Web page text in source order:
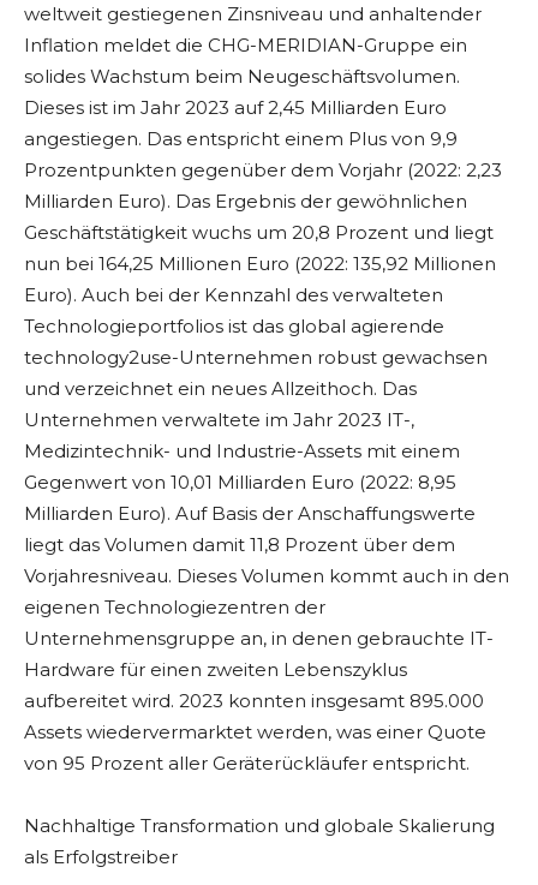
weltweit gestiegenen Zinsniveau und anhaltender
Inflation meldet die CHG-MERIDIAN-Gruppe ein
solides Wachstum beim Neugeschäftsvolumen.
Dieses ist im Jahr 2023 auf 2,45 Milliarden Euro
angestiegen. Das entspricht einem Plus von 9,9
Prozentpunkten gegenüber dem Vorjahr (2022: 2,23
Milliarden Euro). Das Ergebnis der gewöhnlichen
Geschäftstätigkeit wuchs um 20,8 Prozent und liegt
nun bei 164,25 Millionen Euro (2022: 135,92 Millionen
Euro). Auch bei der Kennzahl des verwalteten
Technologieportfolios ist das global agierende
technology2use-Unternehmen robust gewachsen
und verzeichnet ein neues Allzeithoch. Das
Unternehmen verwaltete im Jahr 2023 IT-,
Medizintechnik- und Industrie-Assets mit einem
Gegenwert von 10,01 Milliarden Euro (2022: 8,95
Milliarden Euro). Auf Basis der Anschaffungswerte
liegt das Volumen damit 11,8 Prozent über dem
Vorjahresniveau. Dieses Volumen kommt auch in den
eigenen Technologiezentren der
Unternehmensgruppe an, in denen gebrauchte IT-
Hardware für einen zweiten Lebenszyklus
aufbereitet wird. 2023 konnten insgesamt 895.000
Assets wiedervermarktet werden, was einer Quote
von 95 Prozent aller Geräterückläufer entspricht.
Nachhaltige Transformation und globale Skalierung
als Erfolgstreiber